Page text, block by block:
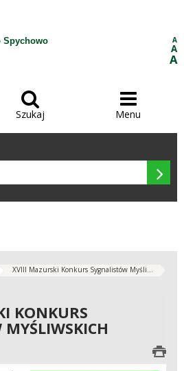
Spychowo A
A
A

Szukaj

Menu

XVIII Mazurski Konkurs Sygnalistów Myśli...
KONKURS